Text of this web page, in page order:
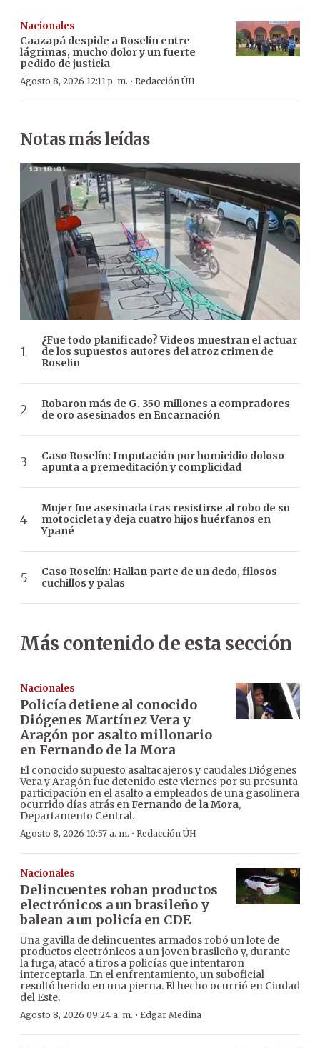
Nacionales
Caazapá despide a Roselín entre
lágrimas, mucho dolor y un fuerte
pedido de justicia
Agosto 8, 2026 12:11 p. m. · Redacción ÚH
Notas más leídas
¿Fue todo planificado? Videos muestran el actuar
de los supuestos autores del atroz crimen de
Roselin
Robaron más de G. 350 millones a compradores
de oro asesinados en Encarnación
Caso Roselín: Imputación por homicidio doloso
apunta a premeditación y complicidad
Mujer fue asesinada tras resistirse al robo de su
motocicleta y deja cuatro hijos huérfanos en
Ypané
Caso Roselín: Hallan parte de un dedo, filosos
cuchillos y palas
Más contenido de esta sección
Nacionales
Policía detiene al conocido
Diógenes Martínez Vera y
Aragón por asalto millonario
en Fernando de la Mora
El conocido supuesto asaltacajeros y caudales Diógenes
Vera y Aragón fue detenido este viernes por su presunta
participación en el asalto a empleados de una gasolinera
ocurrido días atrás enFernando de la Mora,
Departamento Central.
Agosto 8, 2026 10:57 a. m. · Redacción ÚH
Nacionales
Delincuentes roban productos
electrónicos a un brasileño y
balean a un policía en CDE
Una gavilla de delincuentes armados robó un lote de
productos electrónicos a un joven brasileño y, durante
la fuga, atacó a tiros a policías que intentaron
interceptarla. En el enfrentamiento, un suboficial
resultó herido en una pierna. El hecho ocurrió en Ciudad
del Este.
Agosto 8, 2026 09:24 a. m. · Edgar Medina